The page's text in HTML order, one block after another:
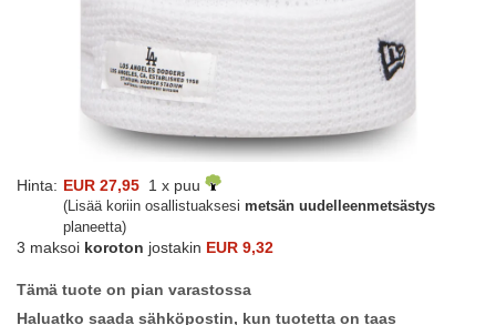
Hinta: EUR 27,95 1 x puu
(Lisää koriin osallistuaksesi metsän uudelleenmetsästys
planeetta)
3 maksoi koroton jostakin EUR 9,32
Tämä tuote on pian varastossa
Haluatko saada sähköpostin, kun tuotetta on taas